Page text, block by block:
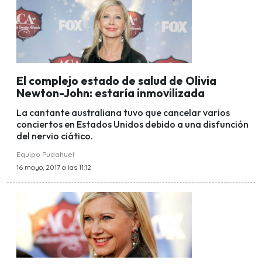
El complejo estado de salud de Olivia
Newton-John: estaría inmovilizada
La cantante australiana tuvo que cancelar varios
conciertos en Estados Unidos debido a una disfunción
del nervio ciático.
Equipo Pudahuel
16 mayo, 2017 a las 11:12